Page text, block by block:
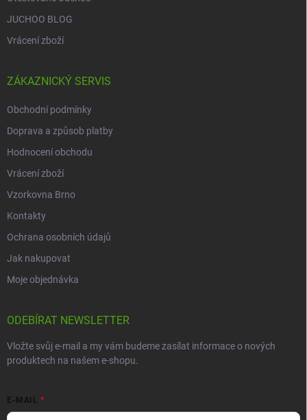
JUCHOO BLOG
Vrácení zboží
ZÁKAZNICKÝ SERVIS
Obchodní podmínky
Doprava a způsob platby
Hodnocení obchodu
Vrácení zboží
Vzorkovna Brno
Kontakty
Ochrana osobních údajů
Jak nakupovat
Moje objednávka
ODEBÍRAT NEWSLETTER
Vložte svůj e-mail a my vám budeme zasílat informace o nových
produktech na našem e-shopu.
E-MAIL